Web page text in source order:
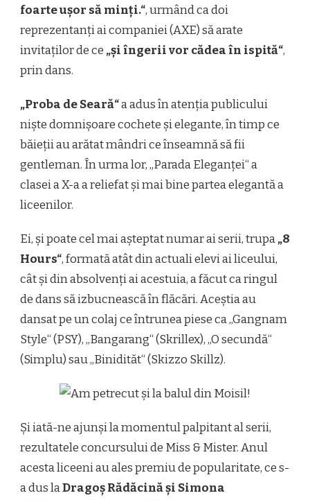
foarte ușor să minți.“, urmând ca doi
reprezentanți ai companiei (AXE) să arate
invitaților de ce „și îngerii vor cădea în ispită“,
prin dans.
„Proba de Seară“a adus în atenția publicului
niște domnișoare cochete și elegante, în timp ce
băieții au arătat mândri ce înseamnă să fii
gentleman. În urma lor, „Parada Eleganței“ a
clasei a X-a a reliefat și mai bine partea elegantă a
liceenilor.
Ei, și poate cel mai așteptat numar ai serii, trupa„8
Hours“, formată atât din actuali elevi ai liceului,
cât și din absolvenți ai acestuia, a făcut ca ringul
de dans să izbucnească în flăcări. Aceștia au
dansat pe un colaj ce întrunea piese ca „Gangnam
Style“ (PSY), „Bangarang“ (Skrillex), „O secundă“
(Simplu) sau „Binidităt“ (Skizzo Skillz).
Și iată-ne ajunși la momentul palpitant al serii,
rezultatele concursului de Miss & Mister. Anul
acesta liceeni au ales premiu de popularitate, ce s-
a dus laDragoș Rădăcină și Simona